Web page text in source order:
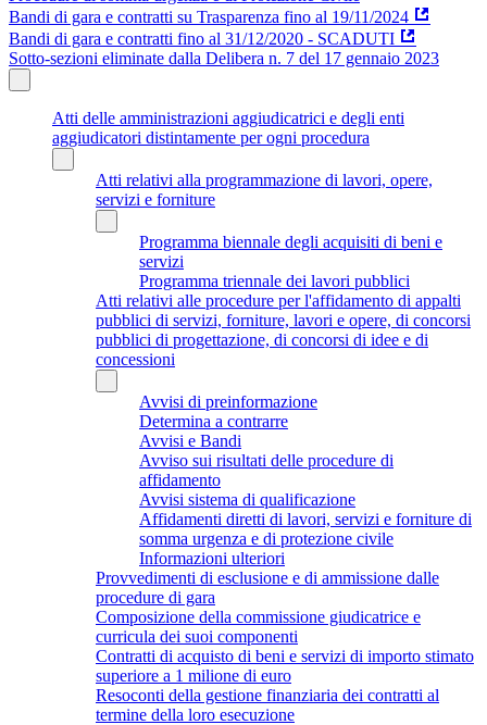
Bandi di gara e contratti su Trasparenza fino al 19/11/2024
Bandi di gara e contratti fino al 31/12/2020 - SCADUTI
Sotto-sezioni eliminate dalla Delibera n. 7 del 17 gennaio 2023
Atti delle amministrazioni aggiudicatrici e degli enti
aggiudicatori distintamente per ogni procedura
Atti relativi alla programmazione di lavori, opere,
servizi e forniture
Programma biennale degli acquisiti di beni e
servizi
Programma triennale dei lavori pubblici
Atti relativi alle procedure per l'affidamento di appalti
pubblici di servizi, forniture, lavori e opere, di concorsi
pubblici di progettazione, di concorsi di idee e di
concessioni
Avvisi di preinformazione
Determina a contrarre
Avvisi e Bandi
Avviso sui risultati delle procedure di
affidamento
Avvisi sistema di qualificazione
Affidamenti diretti di lavori, servizi e forniture di
somma urgenza e di protezione civile
Informazioni ulteriori
Provvedimenti di esclusione e di ammissione dalle
procedure di gara
Composizione della commissione giudicatrice e
curricula dei suoi componenti
Contratti di acquisto di beni e servizi di importo stimato
superiore a 1 milione di euro
Resoconti della gestione finanziaria dei contratti al
termine della loro esecuzione